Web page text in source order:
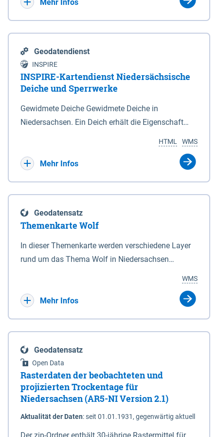
Mehr Infos
Geodatendienst
INSPIRE
INSPIRE-Kartendienst Niedersächsische
Deiche und Sperrwerke
Gewidmete Deiche Gewidmete Deiche in
Niedersachsen. Ein Deich erhält die Eigenschaft
Deichbehörde durch Verordnung ausspricht. Für
enthalten. Sperrwerke Sperrwerke sind Bauwerke
mit Sperrvorrichtungen in Tidegewässern, die dem
Schutz eines Gebietes vor erhöhten Tiden, vor allem
vor Sturmfluten, zu dienen bestimmt sind (§2 Abs.3
Eigenschaft eines Sperrwerkes durch Widmung, die
die Deichbehörde durch Verordnung ausspricht.
WMS
HTML
Mehr Infos
Geodatensatz
Themenkarte Wolf
In dieser Themenkarte werden verschiedene Layer
rund um das Thema Wolf in Niedersachsen
sowie Status der bestehenden Wolfsterritorien im
laufenden Monitoringjahr.
WMS
Mehr Infos
Geodatensatz
Open Data
Rasterdaten der beobachteten und
projizierten Trockentage für
Niedersachsen (AR5-NI Version 2.1)
Aktualität der Daten:seit 01.01.1931, gegenwärtig aktuell